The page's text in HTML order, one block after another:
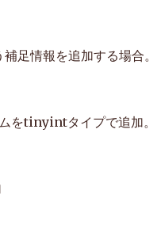
足情報を追加する場合。
をtinyintタイプで追加。